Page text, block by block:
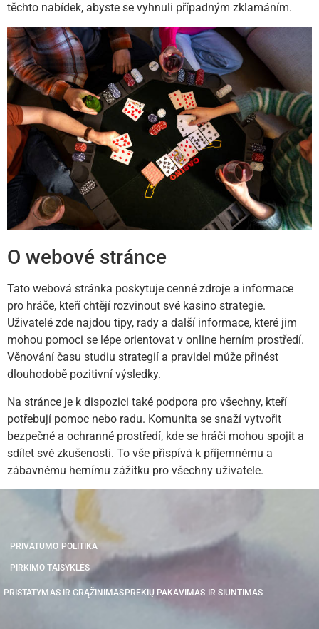
těchto nabídek, abyste se vyhnuli případným zklamáním.
O webové stránce
Tato webová stránka poskytuje cenné zdroje a informace
pro hráče, kteří chtějí rozvinout své kasino strategie.
Uživatelé zde najdou tipy, rady a další informace, které jim
mohou pomoci se lépe orientovat v online herním prostředí.
Věnování času studiu strategií a pravidel může přinést
dlouhodobě pozitivní výsledky.
Na stránce je k dispozici také podpora pro všechny, kteří
potřebují pomoc nebo radu. Komunita se snaží vytvořit
bezpečné a ochranné prostředí, kde se hráči mohou spojit a
sdílet své zkušenosti. To vše přispívá k příjemnému a
zábavnému hernímu zážitku pro všechny uživatele.
PRIVATUMO POLITIKA
PIRKIMO TAISYKLĖS
PRISTATYMAS IR GRĄŽINIMAS PREKIŲ PAKAVIMAS IR SIUNTIMAS